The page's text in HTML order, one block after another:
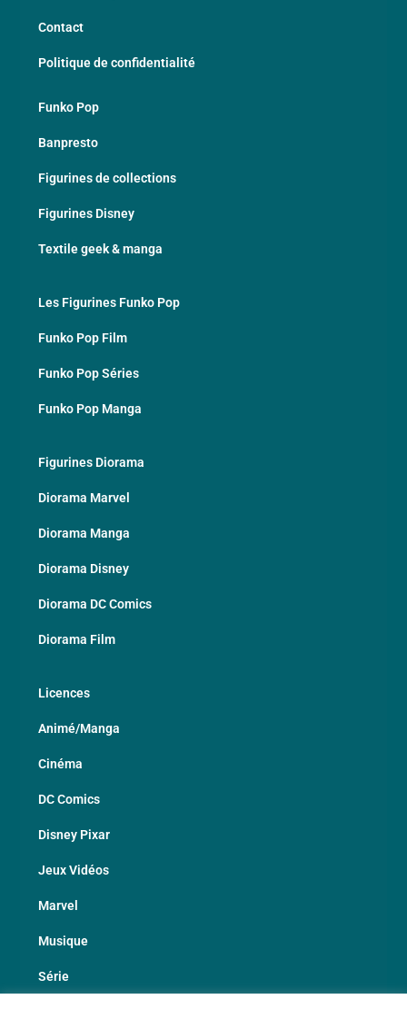
Contact
Politique de confidentialité
Funko Pop
Banpresto
Figurines de collections
Figurines Disney
Textile geek & manga
Les Figurines Funko Pop
Funko Pop Film
Funko Pop Séries
Funko Pop Manga
Figurines Diorama
Diorama Marvel
Diorama Manga
Diorama Disney
Diorama DC Comics
Diorama Film
Licences
Animé/Manga
Cinéma
DC Comics
Disney Pixar
Jeux Vidéos
Marvel
Musique
Série